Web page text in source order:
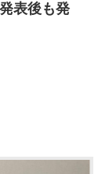
表後も発